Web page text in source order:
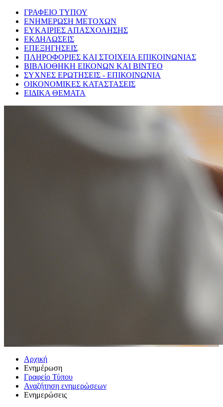
ΓΡΑΦΕΙΟ ΤΥΠΟΥ
ΕΝΗΜΕΡΩΣΗ ΜΕΤΟΧΩΝ
ΕΥΚΑΙΡΙΕΣ ΑΠΑΣΧΟΛΗΣΗΣ
ΕΚΔΗΛΩΣΕΙΣ
ΕΠΕΞΗΓΗΣΕΙΣ
ΠΛΗΡΟΦΟΡΙΕΣ ΚΑΙ ΣΤΟΙΧΕΙΑ ΕΠΙΚΟΙΝΩΝΙΑΣ
ΒΙΒΛΙΟΘΗΚΗ ΕΙΚΟΝΩΝ ΚΑΙ ΒΙΝΤΕΟ
ΣΥΧΝΕΣ ΕΡΩΤΗΣΕΙΣ - ΕΠΙΚΟΙΝΩΝΙΑ
ΟΙΚΟΝΟΜΙΚΕΣ ΚΑΤΑΣΤΑΣΕΙΣ
ΕΙΔΙΚΑ ΘΕΜΑΤΑ
Αρχική
Ενημέρωση
Γραφείο Τύπου
Αναζήτηση ενημερώσεων
Ενημερώσεις